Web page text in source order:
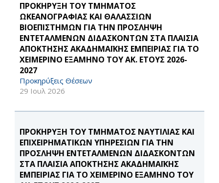
ΠΡΟΚΗΡΥΞΗ ΤΟΥ ΤΜΗΜΑΤΟΣ
ΩΚΕΑΝΟΓΡΑΦΙΑΣ ΚΑΙ ΘΑΛΑΣΣΙΩΝ
ΒΙΟΕΠΙΣΤΗΜΩΝ ΓΙΑ ΤΗΝ ΠΡΟΣΛΗΨΗ
ΕΝΤΕΤΑΛΜΕΝΩΝ ΔΙΔΑΣΚΟΝΤΩΝ ΣΤΑ ΠΛΑΙΣΙΑ
ΑΠΟΚΤΗΣΗΣ ΑΚΑΔΗΜΑΪΚΗΣ ΕΜΠΕΙΡΙΑΣ ΓΙΑ ΤΟ
ΧΕΙΜΕΡΙΝΟ ΕΞΑΜΗΝΟ ΤΟΥ ΑΚ. ΕΤΟΥΣ 2026-
2027
Προκηρύξεις Θέσεων
29 Ιουλ 2026
ΠΡΟΚΗΡΥΞΗ ΤΟΥ ΤΜΗΜΑΤΟΣ ΝΑΥΤΙΛΙΑΣ ΚΑΙ
ΕΠΙΧΕΙΡΗΜΑΤΙΚΩΝ ΥΠΗΡΕΣΙΩΝ ΓΙΑ ΤΗΝ
ΠΡΟΣΛΗΨΗ ΕΝΤΕΤΑΛΜΕΝΩΝ ΔΙΔΑΣΚΟΝΤΩΝ
ΣΤΑ ΠΛΑΙΣΙΑ ΑΠΟΚΤΗΣΗΣ ΑΚΑΔΗΜΑΪΚΗΣ
ΕΜΠΕΙΡΙΑΣ ΓΙΑ ΤΟ ΧΕΙΜΕΡΙΝΟ ΕΞΑΜΗΝΟ ΤΟΥ